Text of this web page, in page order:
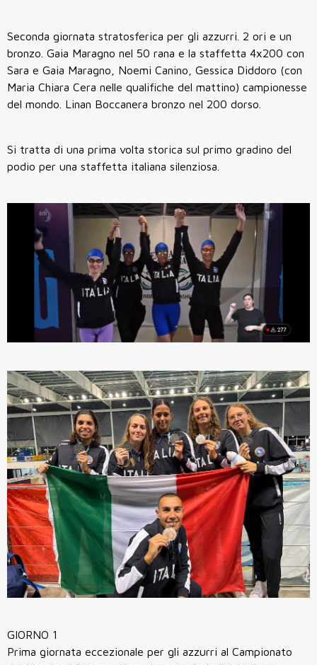
Seconda giornata stratosferica per gli azzurri. 2 ori e un
bronzo. Gaia Maragno nel 50 rana e la staffetta 4x200 con
Sara e Gaia Maragno, Noemi Canino, Gessica Diddoro (con
Maria Chiara Cera nelle qualifiche del mattino) campionesse
del mondo. Linan Boccanera bronzo nel 200 dorso.
Si tratta di una prima volta storica sul primo gradino del
podio per una staffetta italiana silenziosa.
GIORNO 1
Prima giornata eccezionale per gli azzurri al Campionato